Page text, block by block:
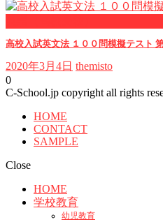
高校入試英文法 １００問模擬テスト
2020年3月4日 themisto
0
C-School.jp copyright all rights
HOME
CONTACT
SAMPLE
Close
HOME
学校教育
幼児教育